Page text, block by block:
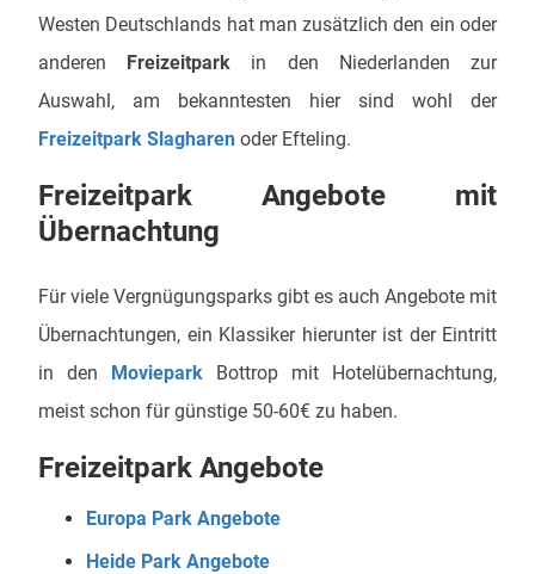
Westen Deutschlands hat man zusätzlich den ein oder
anderen Freizeitpark in den Niederlanden zur
Auswahl, am bekanntesten hier sind wohl der
Freizeitpark Slagharen oder Efteling.
Freizeitpark Angebote mit
Übernachtung
Für viele Vergnügungsparks gibt es auch Angebote mit
Übernachtungen, ein Klassiker hierunter ist der Eintritt
in den Moviepark Bottrop mit Hotelübernachtung,
meist schon für günstige 50-60€ zu haben.
Freizeitpark Angebote
Europa Park Angebote
Heide Park Angebote